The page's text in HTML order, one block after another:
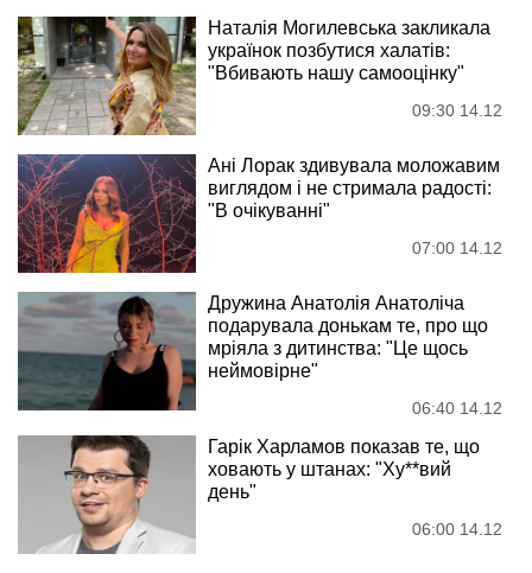
Наталія Могилевська закликала
українок позбутися халатів:
"Вбивають нашу самооцінку"
09:30 14.12
Ані Лорак здивувала моложавим
виглядом і не стримала радості:
"В очікуванні"
07:00 14.12
Дружина Анатолія Анатоліча
подарувала донькам те, про що
мріяла з дитинства: "Це щось
неймовірне"
06:40 14.12
Гарік Харламов показав те, що
ховають у штанах: "Ху**вий
день"
06:00 14.12